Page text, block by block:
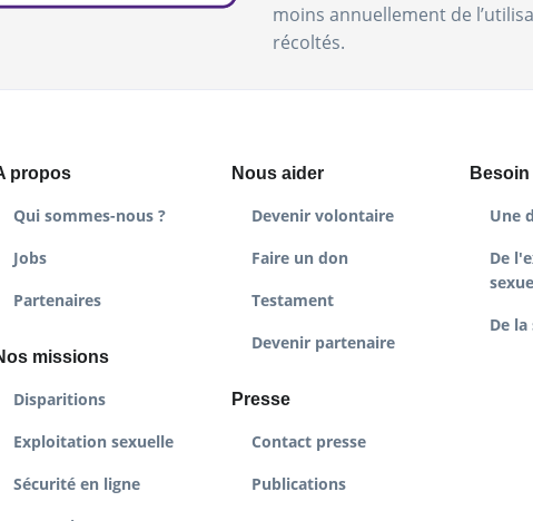
moins annuellement de
récoltés.
propos
Qui sommes-nous ?
Jobs
Partenaires
missions
Disparitions
Exploitation sexuelle
Sécurité en ligne
Nous aider
Devenir volontaire
Faire un don
Testament
Devenir partenaire
Presse
Contact presse
Publications
Une
De
De